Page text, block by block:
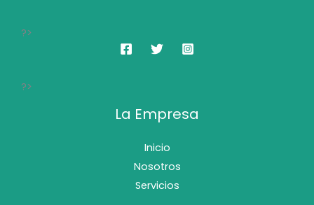
?>
?>
La Empresa
Inicio
Nosotros
Servicios